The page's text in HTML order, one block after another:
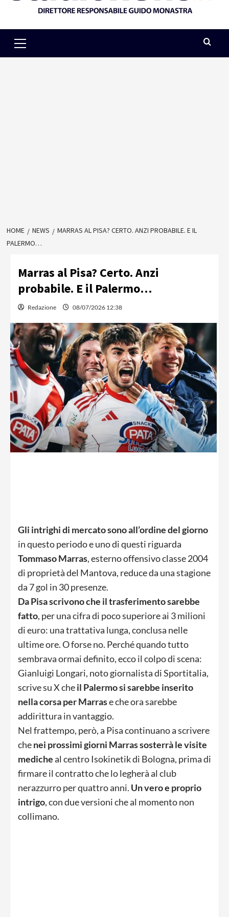
Menu
HOME NEWS
MARRAS AL PISA? CERTO. ANZI PROBABILE. E IL
PALERMO…
Marras al Pisa? Certo. Anzi
probabile. E il Palermo…
Redazione 08/07/2026 12:38
Gli intrighi di mercato sono all’ordine del giorno
in questo periodo e uno di questi riguarda
Tommaso Marras, esterno offensivo classe 2004
di proprietà del Mantova, reduce da una stagione
da 7 gol in 30 presenze.
Da Pisa scrivono che il trasferimento sarebbe
fatto, per una cifra di poco superiore ai 3 milioni
di euro: una trattativa lunga, conclusa nelle
ultime ore. O forse no. Perché quando tutto
sembrava ormai definito, ecco il colpo di scena:
Gianluigi Longari, noto giornalista di Sportitalia,
scrive su X cheil Palermo si sarebbe inserito
nella corsa per Marrase che ora sarebbe
addirittura in vantaggio.
Nel frattempo, però, a Pisa continuano a scrivere
chenei prossimi giorni Marras sosterrà le visite
medicheal centro Isokinetik di Bologna, prima di
firmare il contratto che lo legherà al club
nerazzurro per quattro anni. Un vero e proprio
intrigo, con due versioni che al momento non
collimano.